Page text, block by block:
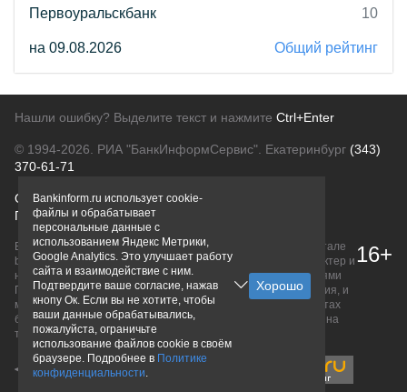
Первоуральскбанк
10
на 09.08.2026 Общий рейтинг
Нашли ошибку? Выделите текст и нажмите Ctrl+Enter
© 1994-2026. РИА "БанкИнформСервис". Екатеринбург (343)
370-61-71
О проектеПолитика конфиденциальности
Правовая информацияДля рекламодателей
Вся информация о продуктах банков, размещенная на портале
bankinform.ru, носит исключительно ознакомительный характер и
не является публичной офертой, определяемой положениями
ГК РФ. Информация не содержит точного и полного описания, и
может быть изменена. Конечные условия уточняйте на сайтах
банков или при личном обращении. Исключительное право на
товарные знаки принадлежит их правообладателям.
16+
Bankinform.ru использует cookie-
файлы и обрабатывает
персональные данные с
использованием Яндекс Метрики,
Google Analytics. Это улучшает работу
сайта и взаимодействие с ним.
Подтвердите ваше согласие, нажав
кнопу Ок. Если вы не хотите, чтобы
ваши данные обрабатывались,
пожалуйста, ограничьте
использование файлов cookie в своём
браузере. Подробнее в Политике
конфиденциальности.